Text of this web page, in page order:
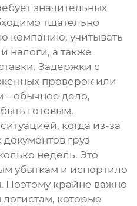
значительных
тщательно
компанию, учитывать
налоги, а также
Задержки с
проверок или
– обычное дело,
готовым.
когда из-за
груз
недель. Это
убыткам и испортило
Поэтому крайне важно
которые